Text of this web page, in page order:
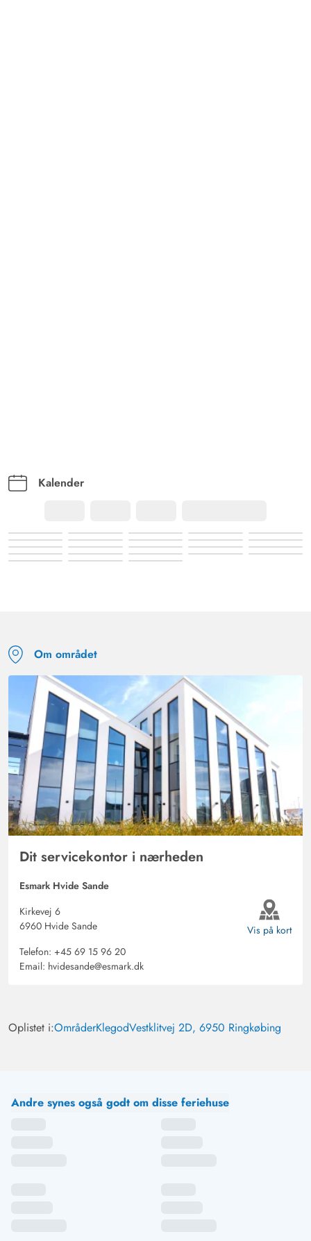
Kalender
Om området
Dit servicekontor i nærheden
Esmark Hvide Sande
Kirkevej 6
6960 Hvide Sande
Telefon: +45 69 15 96 20
Email: hvidesande@esmark.dk
Vis på kort
Oplistet i:OmråderKlegodVestklitvej 2D, 6950 Ringkøbing
Andre synes også godt om disse feriehuse